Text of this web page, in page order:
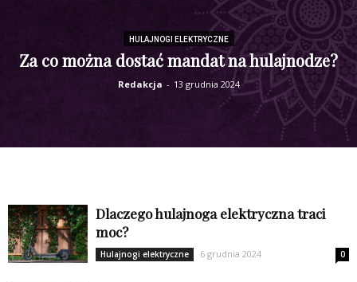
HULAJNOGI ELEKTRYCZNE
Za co można dostać mandat na hulajnodze?
Redakcja - 13 grudnia 2024
Dlaczego hulajnoga elektryczna traci
moc?
Hulajnogi elektryczne 6 grudnia 2024 0